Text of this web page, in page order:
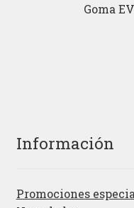
Goma
Información
Promociones